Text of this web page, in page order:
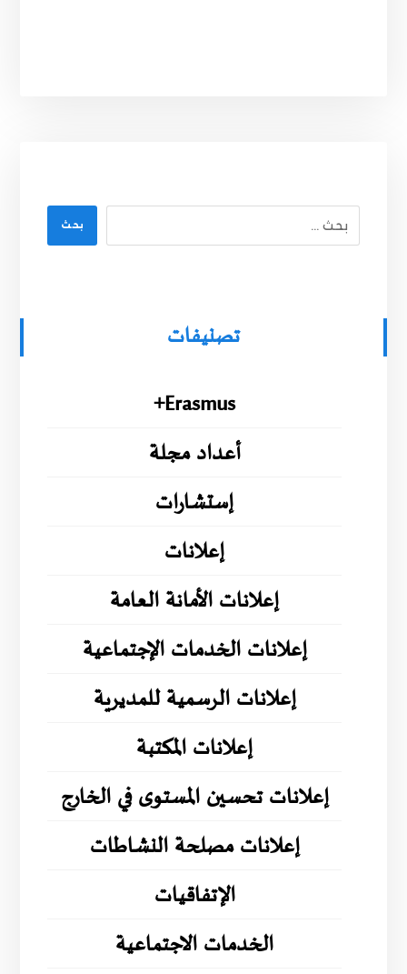
بحث
تصنيفات
Erasmus+
أعداد مجلة
إستشارات
إعلانات
إعلانات الأمانة العامة
إعلانات الخدمات الإجتماعية
إعلانات الرسمية للمديرية
إعلانات المكتبة
إعلانات تحسين المستوى في الخارج
إعلانات مصلحة النشاطات
الإتفاقيات
الخدمات الاجتماعية